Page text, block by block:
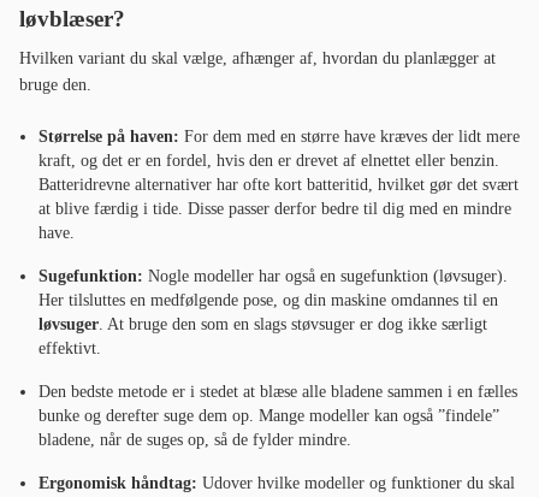
løvblæser?
Hvilken variant du skal vælge, afhænger af, hvordan du planlægger at
bruge den.
Størrelse på haven: For dem med en større have kræves der lidt mere
kraft, og det er en fordel, hvis den er drevet af elnettet eller benzin.
Batteridrevne alternativer har ofte kort batteritid, hvilket gør det svært
at blive færdig i tide. Disse passer derfor bedre til dig med en mindre
have.
Sugefunktion: Nogle modeller har også en sugefunktion (løvsuger).
Her tilsluttes en medfølgende pose, og din maskine omdannes til en
løvsuger. At bruge den som en slags støvsuger er dog ikke særligt
effektivt.
Den bedste metode er i stedet at blæse alle bladene sammen i en fælles
bunke og derefter suge dem op. Mange modeller kan også ”findele”
bladene, når de suges op, så de fylder mindre.
Ergonomisk håndtag: Udover hvilke modeller og funktioner du skal